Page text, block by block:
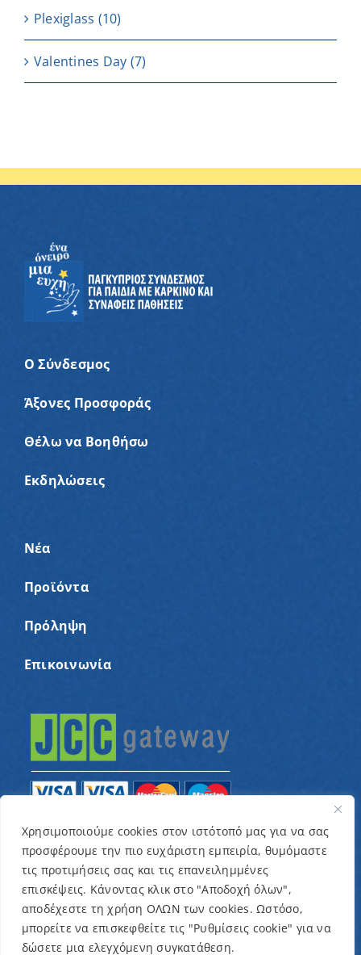
Χρησιμοποιούμε cookies στον ιστότοπό μας για να σας
προσφέρουμε την πιο ευχάριστη εμπειρία, θυμόμαστε
τις προτιμήσεις σας και τις επανειλημμένες
επισκέψεις. Κάνοντας κλικ στο "Αποδοχή όλων",
αποδέχεστε τη χρήση ΟΛΩΝ των cookies. Ωστόσο,
μπορείτε να επισκεφθείτε τις "Ρυθμίσεις cookie" για να
δώσετε μια ελεγχόμενη συγκατάθεση.
Plexiglass (10)
Valentines Day (7)
Ο Σύνδεσμος
Άξονες Προσφοράς
Θέλω να Βοηθήσω
Εκδηλώσεις
Νέα
Προϊόντα
Πρόληψη
Επικοινωνία
© Copyright 2022 – Παγκύπριος Σύνδεσμος για
παιδιά με καρκίνο και συναφείς παθήσεις «Ένα
Όνειρο Μια Ευχή» / Designed & Developed byNETinfo
Plc